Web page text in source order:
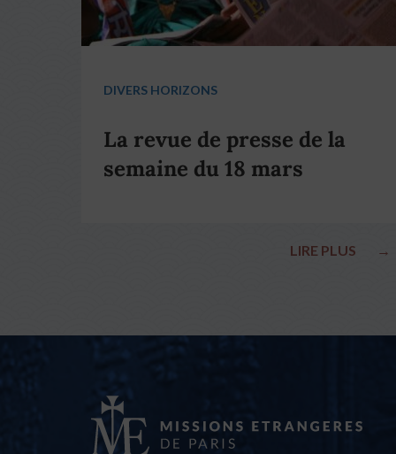
DIVERS HORIZONS
La revue de presse de la
semaine du 18 mars
LIRE PLUS →